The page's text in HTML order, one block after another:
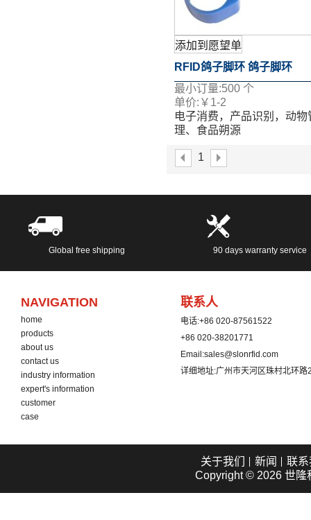
添加到愿望单
RFID鸽子脚环 鸽子脚环
最小订量:500 个
单价: ￥ 1-2
电子消费，产品识别，动物
理、食品朔源
1
Global free shipping 90 days warranty service
NAVIGATION
home
products
about us
contact us
industry information
expert's information
customer
case
联系人
电话:+86 020-87561522
+86 020-38201771
Email:sales@slonrfid.com
详细地址:广州市天河区珠村北环
关于我们 新闻
联
Copyright © 2026 世隆